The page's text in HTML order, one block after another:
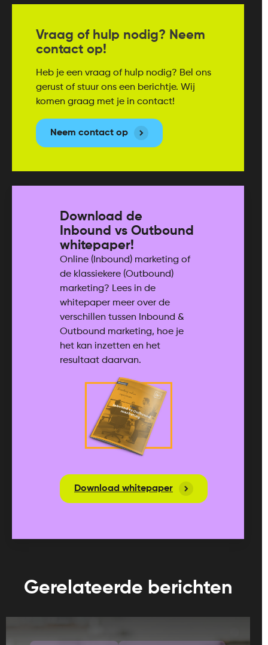
Vraag of hulp nodig? Neem
contact op!
Heb je een vraag of hulp nodig? Bel ons
gerust of stuur ons een berichtje. Wij
komen graag met je in contact!
Neem contact op
Download de
Inbound vs Outbound
whitepaper!
Online (Inbound) marketing of
de klassiekere (Outbound)
marketing? Lees in de
whitepaper meer over de
verschillen tussen Inbound &
Outbound marketing, hoe je
het kan inzetten en het
resultaat daarvan.
Download whitepaper
Gerelateerde berichten